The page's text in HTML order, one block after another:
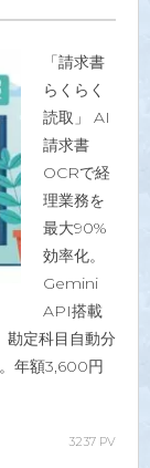
「請求書
らくらく
読取」 AI
請求書
OCRで経
理業務を
最大90%
効率化。
Gemini
API搭載
勘定科目自動分
年額3,600円
3237 PV